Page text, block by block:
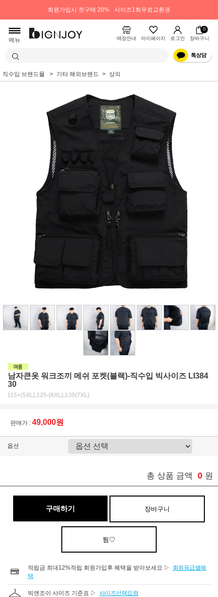
회원가입시 첫구매 20% 사이즈1회무료교환권
메뉴 매장안내 마이페이지 로그인
0
장바구니
직수입 브랜드몰 기타 해외브랜드 상의
남자큰옷 워크조끼 메쉬 포켓(블랙)-직수입 빅사이즈 LI384
30
115+(5XL),125-(6XL),130(7XL)
판매가 : 49,000원
옵션
총 상품 금액 0 원
구매하기 장바구니
찜♡
적립금 최대12%적립 회원가입후 혜택을 받아보세요 ▷
회원등급별혜
택
빅앤조이 사이즈 기준표 ▷ 사이즈선택요령